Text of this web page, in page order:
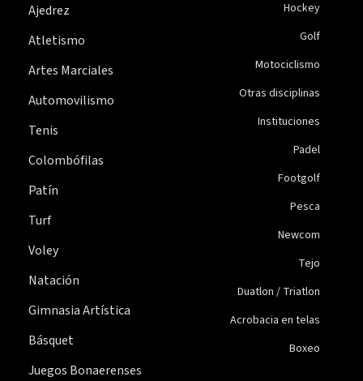
Ajedrez
Atletismo
Artes Marciales
Automovilismo
Tenis
Colombófilas
Patín
Turf
Voley
Natación
Gimnasia Artística
Básquet
Juegos Bonaerenses
Hockey
Golf
Motociclismo
Otras disciplinas
Instituciones
Padel
Footgolf
Pesca
Newcom
Tejo
Duatlon / Triatlon
Acrobacia en telas
Boxeo